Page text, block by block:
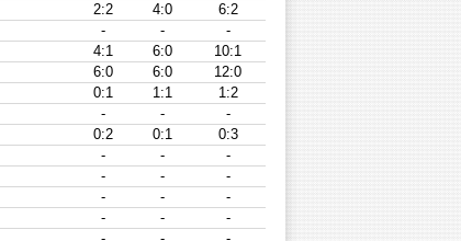
2:2 4:0
6:2
- -
-
4:1 6:0
10:1
6:0 6:0
12:0
0:1 1:1
1:2
- -
-
0:2 0:1
0:3
- -
-
- -
-
- -
-
- -
-